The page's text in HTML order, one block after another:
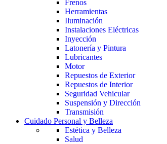
Frenos
Herramientas
Iluminación
Instalaciones Eléctricas
Inyección
Latonería y Pintura
Lubricantes
Motor
Repuestos de Exterior
Repuestos de Interior
Seguridad Vehicular
Suspensión y Dirección
Transmisión
Cuidado Personal y Belleza
Estética y Belleza
Salud